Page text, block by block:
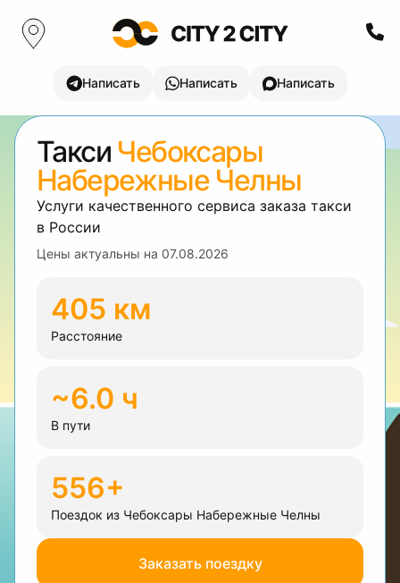
Написать Написать Написать
Такси Чебоксары
Набережные Челны
Услуги качественного сервиса заказа такси
в России
Цены актуальны на 07.08.2026
405 км
Расстояние
~6.0 ч
В пути
556+
Поездок из Чебоксары Набережные Челны
Заказать поездку